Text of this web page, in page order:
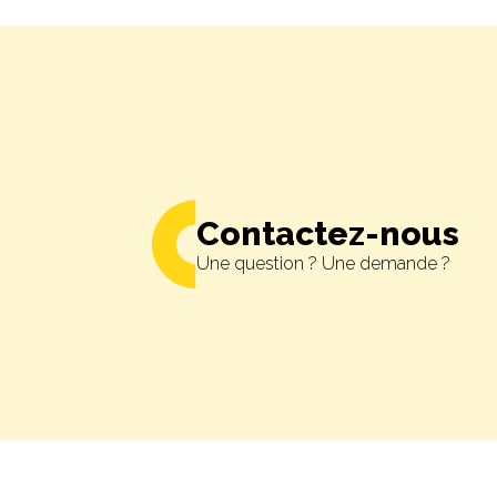
Contactez-nous
Une question ? Une demande ?